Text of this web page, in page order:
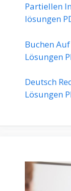
Partiellen
lösungen
Buchen
Lösungen
Deutsch
Lösungen